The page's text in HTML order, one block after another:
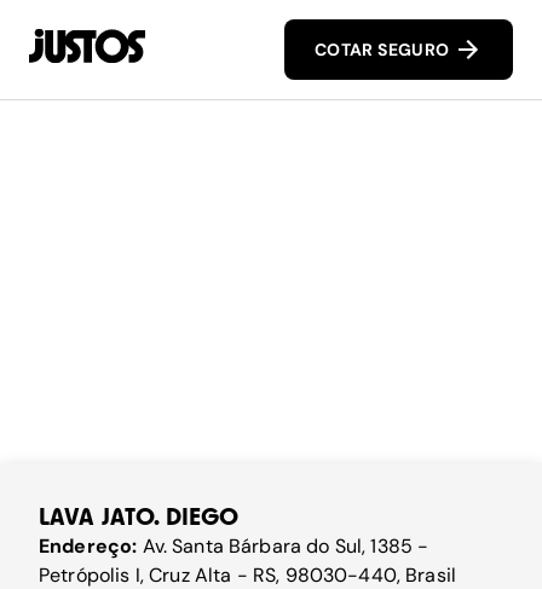
COTAR SEGURO
LAVA JATO. DIEGO
Endereço: Av. Santa Bárbara do Sul, 1385 -
Petrópolis I, Cruz Alta - RS, 98030-440, Brasil